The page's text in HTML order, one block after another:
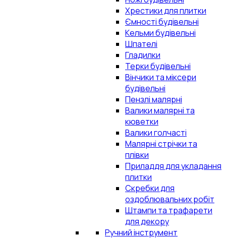
Хрестики для плитки
Ємності будівельні
Кельми будівельні
Шпателі
Гладилки
Терки будівельні
Вінчики та міксери
будівельні
Пензлі малярні
Валики малярні та
кюветки
Валики голчасті
Малярні стрічки та
плівки
Приладдя для укладання
плитки
Скребки для
оздоблювальних робіт
Штампи та трафарети
для декору
Ручний інструмент